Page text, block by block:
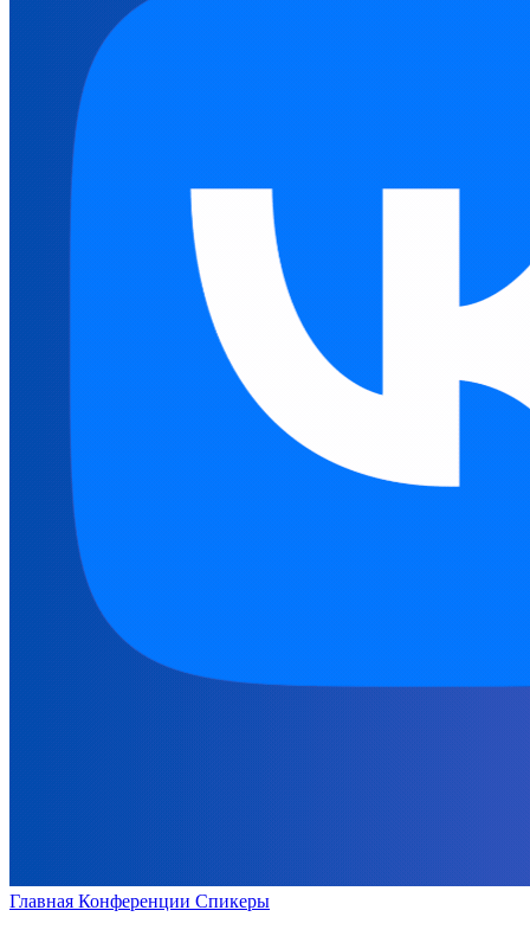
Главная Конференции Спикеры